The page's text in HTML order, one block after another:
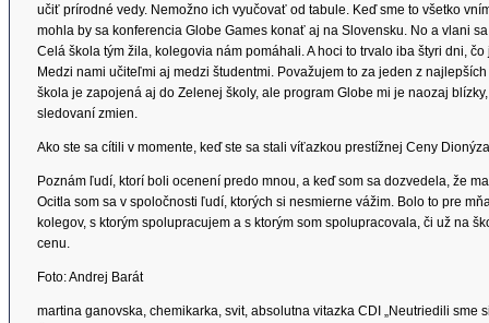
učiť prírodné vedy. Nemožno ich vyučovať od tabule. Keď sme to všetko
mohla by sa konferencia Globe Games konať aj na Slovensku. No a vlani
Celá škola tým žila, kolegovia nám pomáhali. A hoci to trvalo iba štyri dni,
Medzi nami učiteľmi aj medzi študentmi. Považujem to za jeden z
škola je zapojená aj do Zelenej školy, ale program Globe mi je naozaj
sledovaní zmien.
Ako ste sa cítili v momente, keď ste sa stali víťazkou prestížnej Ceny
Poznám ľudí, ktorí boli ocenení predo mnou, a keď som sa dozvedela, že
Ocitla som sa v spoločnosti ľudí, ktorých si nesmierne vážim. Bolo to pre
kolegov, s ktorým spolupracujem a s ktorým som spolupracovala, či už na
cenu.
Foto: Andrej Barát
martina ganovska, chemikarka, svit, absolutna vitazka CDI „Neutriedili